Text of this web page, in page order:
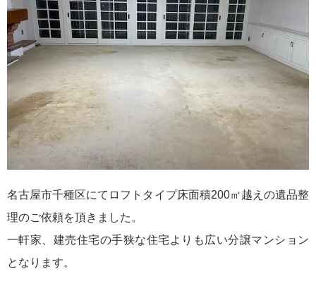
名古屋市千種区にてロフトタイプ床面積200㎡越えの遺品整
理のご依頼を頂きました。
一軒家、建売住宅の手狭な住宅よりも広い分譲マンション
となります。